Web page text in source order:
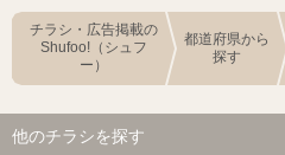
チラシ・広告掲載の
Shufoo!（シュフ
ー）
都道府県から
探す
他のチラシを探す